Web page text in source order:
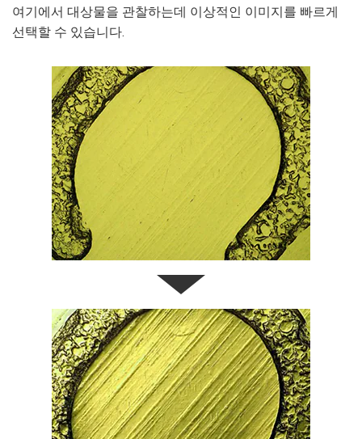
여기에서 대상물을 관찰하는데 이상적인 이미지를 빠르게
선택할 수 있습니다.